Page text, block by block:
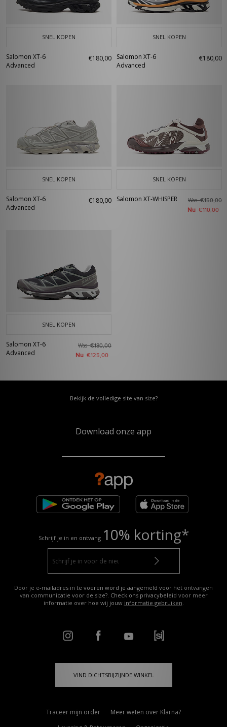
SNEL KOPEN
Salomon XT-6
Advanced
€180,00
SNEL KOPEN
Salomon XT-6
Advanced
€180,00
SNEL KOPEN
Salomon XT-6
Advanced
€180,00
SNEL KOPEN
Salomon XT-WHISPER Was€150,00
Nu €110,00
SNEL KOPEN
Salomon XT-6
Advanced
Was€180,00
Nu €125,00
Bekijk de volledige site van size?
Download onze app
Schrijf je in en ontvang 10% korting*
Door je e-mailadres in te voeren word je aangemeld voor het ontvangen
van communicatie voor de size?. Check ons privacybeleid voor meer
informatie over hoe wij jouw informatie gebruiken.
VIND DICHTSBIJZIJNDE WINKEL
Traceer mijn order
Meer weten over Klarna?